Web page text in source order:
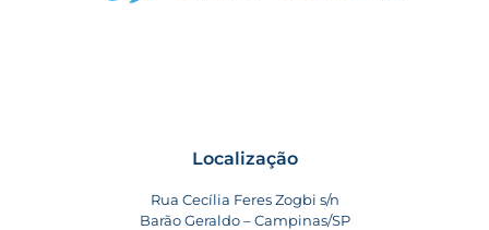
Localização
Rua Cecília Feres Zogbi s/n
Barão Geraldo – Campinas/SP